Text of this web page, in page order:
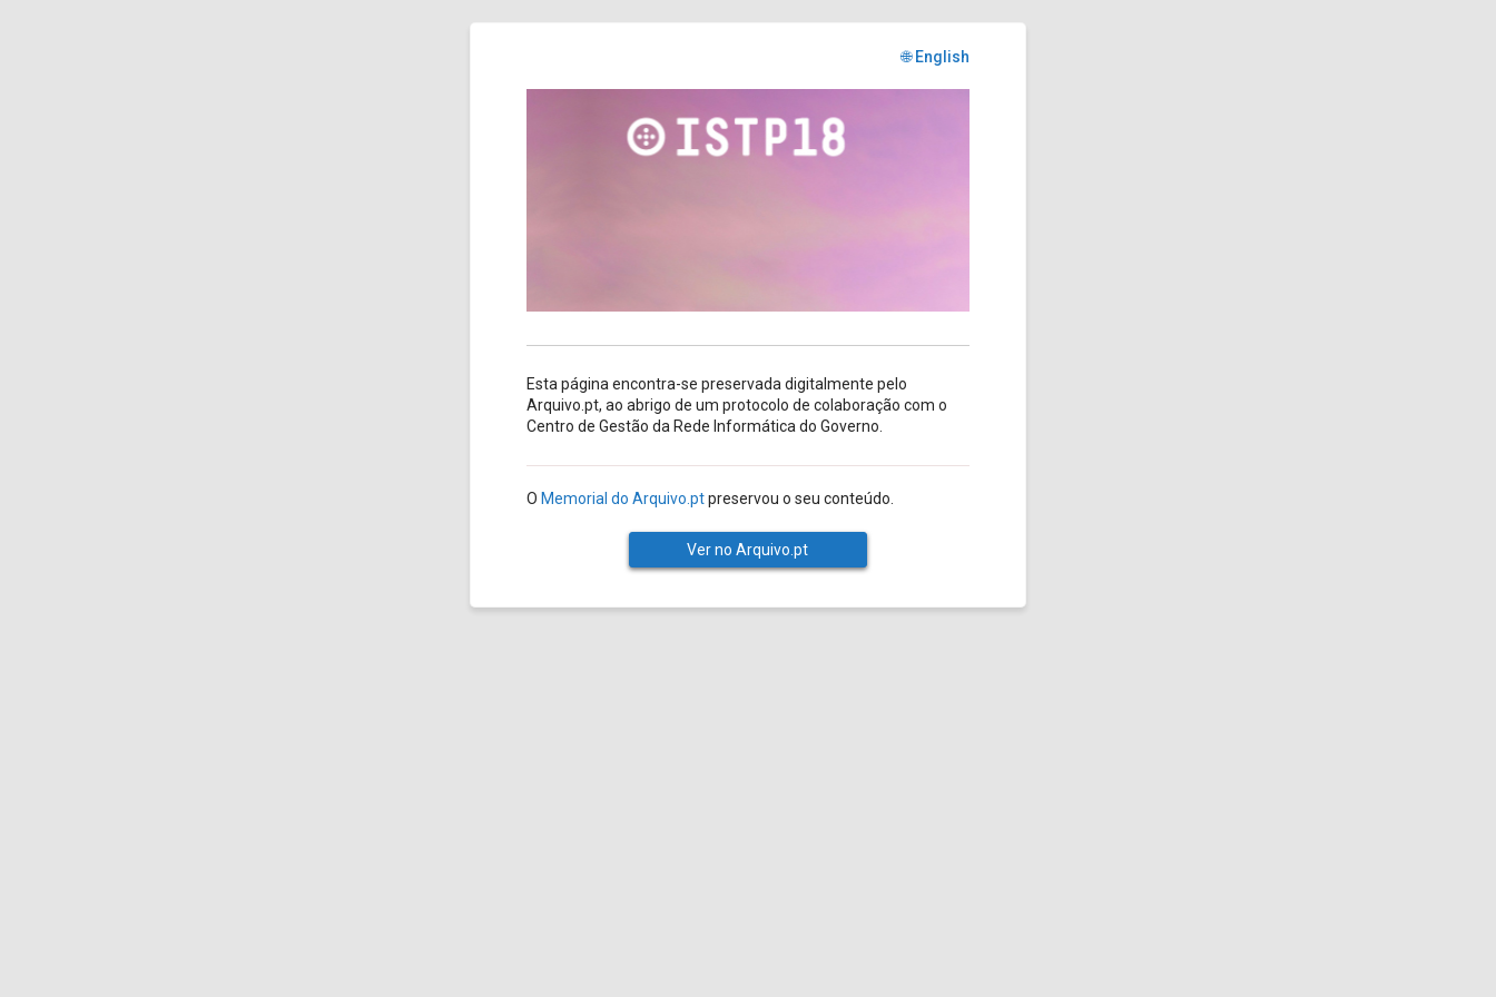
🌐 English
Esta página encontra-se preservada digitalmente pelo
Arquivo.pt, ao abrigo de um protocolo de colaboração com o
Centro de Gestão da Rede Informática do Governo.
O Memorial do Arquivo.ptpreservou o seu conteúdo.
Ver no Arquivo.pt